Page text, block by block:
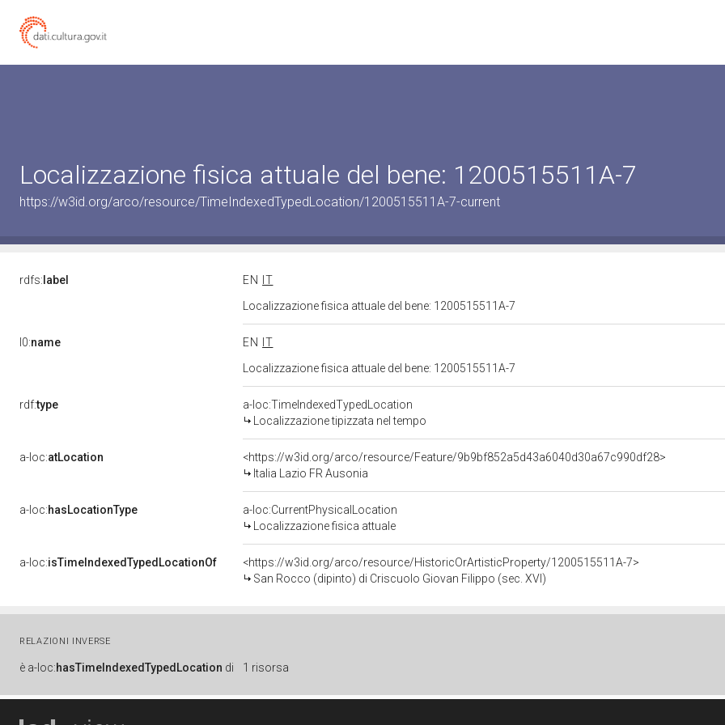
Localizzazione fisica attuale del bene: 1200515511A-7
https://w3id.org/arco/resource/TimeIndexedTypedLocation/1200515511A-7-current
rdfs: label EN
IT
Localizzazione fisica attuale del bene: 1200515511A-7
l0:name EN
IT
Localizzazione fisica attuale del bene: 1200515511A-7
rdf:type
a-loc:TimeIndexedTypedLocation
Localizzazione tipizzata nel tempo
a-loc:atLocation
<https://w3id.org/arco/resource/Feature/9b9bf852a5d43a6040d30a67c990df28>
Italia Lazio FR Ausonia
a-loc:hasLocationType
a-loc:CurrentPhysicalLocation
Localizzazione fisica attuale
a-loc:isTimeIndexedTypedLocationOf
<https://w3id.org/arco/resource/HistoricOrArtisticProperty/1200515511A-7>
San Rocco (dipinto) di Criscuolo Giovan Filippo (sec. XVI)
RELAZIONI INVERSE
è a-loc:hasTimeIndexedTypedLocation di 1 risorsa